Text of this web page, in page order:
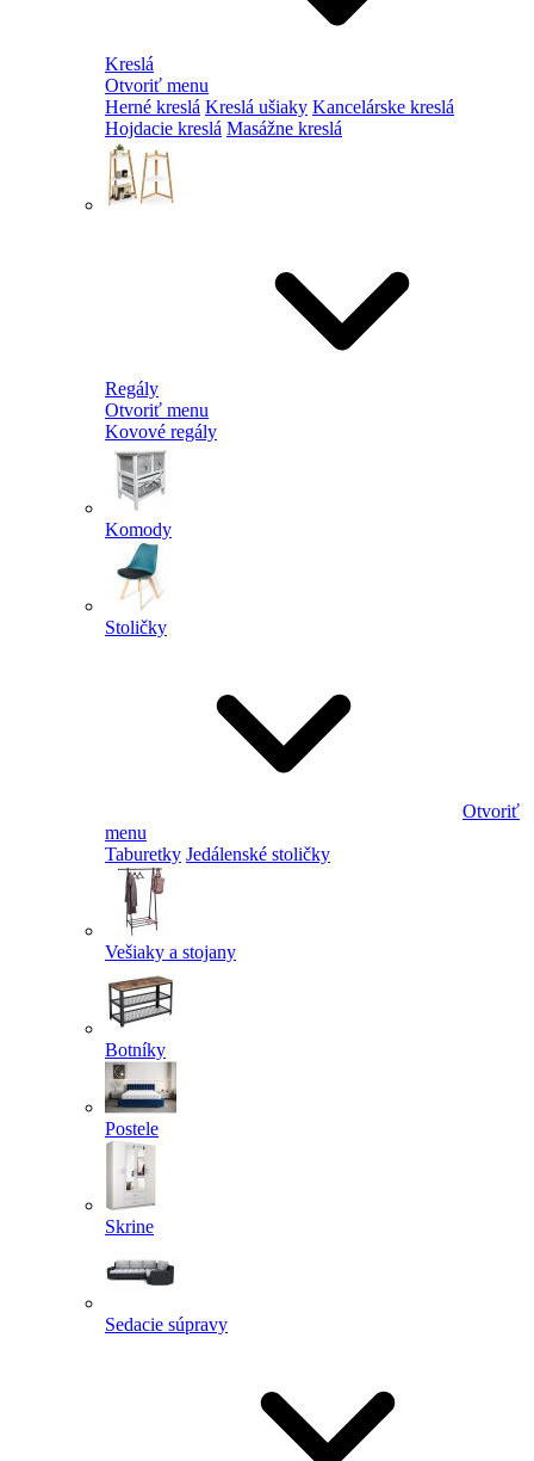
Kreslá
Otvoriť menu
Herné kreslá Kreslá ušiaky Kancelárske kreslá
Hojdacie kreslá Masážne kreslá
Regály
Otvoriť menu
Kovové regály
Komody
Stoličky
Otvoriť
menu
Taburetky Jedálenské stoličky
Vešiaky a stojany
Botníky
Postele
Skrine
Sedacie súpravy